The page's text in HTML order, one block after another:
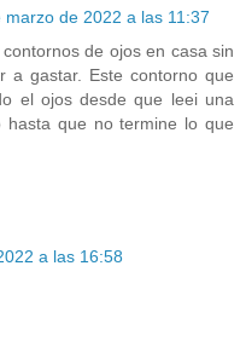
marzo de 2022 a las 11:37
de ojos en casa sin
a gastar. Este contorno que
el ojos desde que leei una
hasta que no termine lo que
a las 16:58